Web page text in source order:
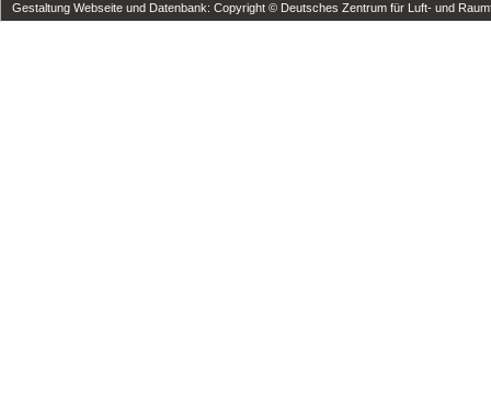
Gestaltung Webseite und Datenbank: Copyright © Deutsches Zentrum für Luft- und